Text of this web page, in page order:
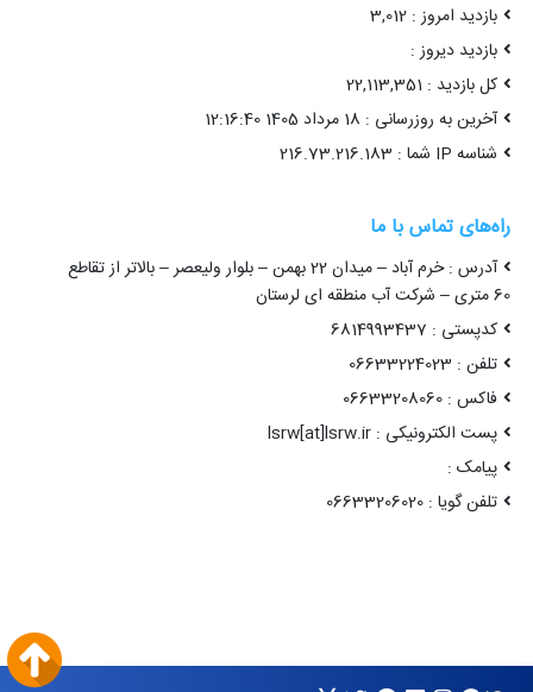
بازدید امروز : 3,012
بازدید دیروز :
کل بازدید : 22,113,351
آخرین به روزرسانی : 18 مرداد 1405 12:16:40
شناسه IP شما : 216.73.216.183
راه‌های تماس با ما
آدرس : خرم آباد – میدان 22 بهمن – بلوار ولیعصر – بالاتر از تقاطع
60 متری – شرکت آب منطقه ای لرستان
کدپستی : 6814993437
تلفن : 06633224023
فاکس : 06633208060
پست الکترونیکی : lsrw[at]lsrw.ir
پیامک :
تلفن گویا : 06633206020